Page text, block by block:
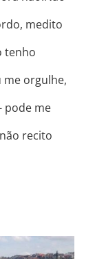
medito
tenho
me orgulhe,
pode me
recito